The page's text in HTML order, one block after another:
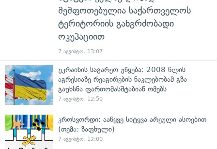
შეშფოთებულია საქართველოს
ტერიტორიის განგრძობადი
ოკუპაციით
7 აგვისტო, 13:07
უკრაინის საგარეო უწყება: 2008 წლის
აგრესიაზე რეაგირების ნაკლებობამ გზა
გაუხსნა ფართომასშტაბიან ომებს
7 აგვისტო, 12:50
კროსვორდი: ააწყვე სიტყვა არეული ასოებით
(თემა: ზაფხული)
7 აგვისტო, 12:00